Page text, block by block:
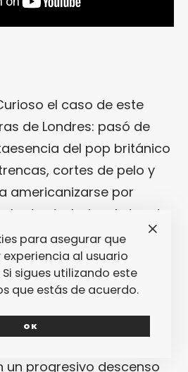
el caso de este
de Londres: pasó de
del pop británico
cortes de pelo y
americanizarse por
dos trabajos. Antes de
lograron alcanzar el
listas de álbumes
su debut,“Expecting To
el dos en la de singles
pudo desbancar al
un progresivo descenso
para asegurar que
al usuario
sigues utilizando este
que estás de acuerdo.
OK